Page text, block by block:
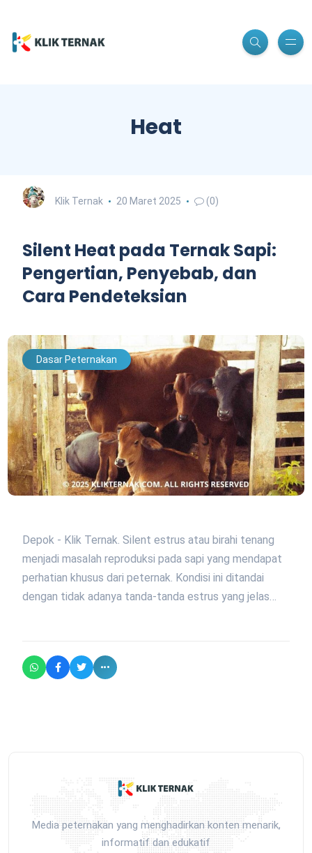
Heat
Klik Ternak 20 Maret 2025 (0)
Silent Heat pada Ternak Sapi:
Pengertian, Penyebab, dan
Cara Pendeteksian
Dasar Peternakan
Depok - Klik Ternak. Silent estrus atau birahi tenang
menjadi masalah reproduksi pada sapi yang mendapat
perhatian khusus dari peternak. Kondisi ini ditandai
dengan tidak adanya tanda-tanda estrus yang jelas…
Media peternakan yang menghadirkan konten menarik,
informatif dan edukatif